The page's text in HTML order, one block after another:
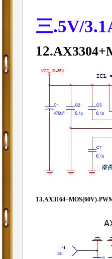
三.5V/
12.
13.AX3164+MOS(60V)-